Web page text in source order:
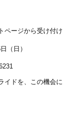
ページから受け付け
（日）
イドを、この機会に